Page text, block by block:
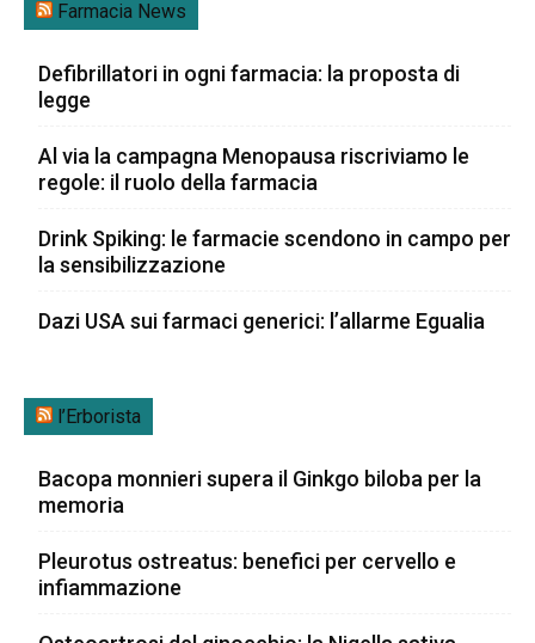
Farmacia News
Defibrillatori in ogni farmacia: la proposta di
legge
Al via la campagna Menopausa riscriviamo le
regole: il ruolo della farmacia
Drink Spiking: le farmacie scendono in campo per
la sensibilizzazione
Dazi USA sui farmaci generici: l’allarme Egualia
l’Erborista
Bacopa monnieri supera il Ginkgo biloba per la
memoria
Pleurotus ostreatus: benefici per cervello e
infiammazione